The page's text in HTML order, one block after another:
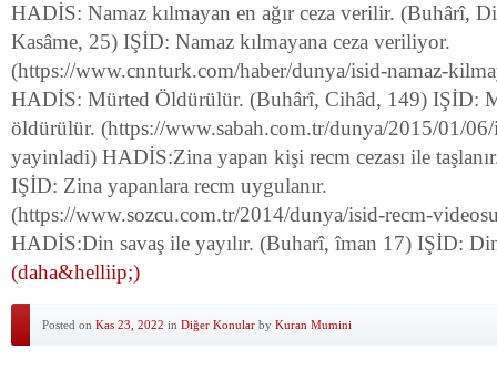
HADİS: Namaz kılmayan en ağır ceza verilir. (Buhârî,
Kasâme, 25) IŞİD: Namaz kılmayana ceza veriliyor.
(https://www.cnnturk.com/haber/dunya/isid-namaz-
HADİS: Mürted Öldürülür. (Buhârî, Cihâd, 149) IŞİD:
öldürülür. (https://www.sabah.com.tr/dunya/2015/01/
yayinladi) HADİS:Zina yapan kişi recm cezası ile
IŞİD: Zina yapanlara recm uygulanır.
(https://www.sozcu.com.tr/2014/dunya/isid-recm-
HADİS:Din savaş ile yayılır. (Buharî, îman 17) IŞİD: Din
(daha&helliip;)
Posted on Kas 23, 2022 in Diğer Konular by Kuran Mumini